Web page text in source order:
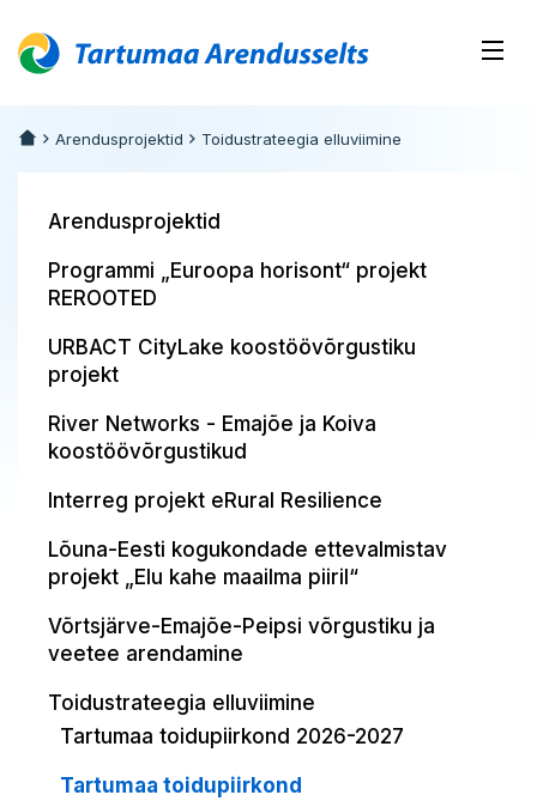
Arendusprojektid Toidustrateegia elluviimine
Arendusprojektid
Programmi „Euroopa horisont“ projekt
REROOTED
URBACT CityLake koostöövõrgustiku
projekt
River Networks - Emajõe ja Koiva
koostöövõrgustikud
Interreg projekt eRural Resilience
Lõuna-Eesti kogukondade ettevalmistav
projekt „Elu kahe maailma piiril“
Võrtsjärve-Emajõe-Peipsi võrgustiku ja
veetee arendamine
Toidustrateegia elluviimine
Tartumaa toidupiirkond 2026-2027
Tartumaa toidupiirkond